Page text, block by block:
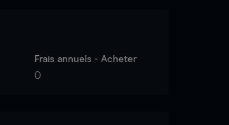
Frais annuels - Acheter
0